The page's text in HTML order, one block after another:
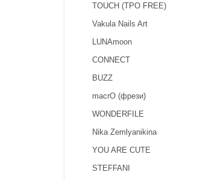
TOUCH (TPO FREE)
Vakula Nails Art
LUNAmoon
CONNECT
BUZZ
macrO (фрези)
WONDERFILE
Nika Zemlyanikina
YOU ARE CUTE
STEFFANI